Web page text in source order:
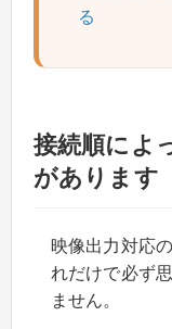
る
接続順によ
があります
映像出力対応
れだけで必ず
ません。